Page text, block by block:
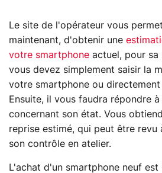
Le site de l'opérateur vous
maintenant, d'obtenir une
votre smartphone actuel, pour sa
vous devez simplement saisir la
votre smartphone ou directement
Ensuite, il vous faudra répondre
concernant son état. Vous
reprise estimé, qui peut être revu
son contrôle en atelier.
L'achat d'un smartphone neuf est